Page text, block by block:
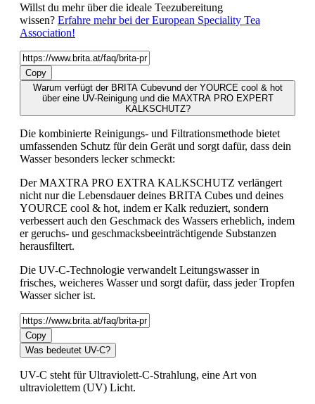
Willst du mehr über die ideale Teezubereitung
wissen? Erfahre mehr bei der European Speciality Tea
Association!
Copy
Warum verfügt der BRITA Cubevund der YOURCE cool & hot
über eine UV-Reinigung und die MAXTRA PRO EXPERT
KALKSCHUTZ?
Die kombinierte Reinigungs- und Filtrationsmethode bietet
umfassenden Schutz für dein Gerät und sorgt dafür, dass dein
Wasser besonders lecker schmeckt:
Der MAXTRA PRO EXTRA KALKSCHUTZ verlängert
nicht nur die Lebensdauer deines BRITA Cubes und deines
YOURCE cool & hot, indem er Kalk reduziert, sondern
verbessert auch den Geschmack des Wassers erheblich, indem
er geruchs- und geschmacksbeeinträchtigende Substanzen
herausfiltert.
Die UV-C-Technologie verwandelt Leitungswasser in
frisches, weicheres Wasser und sorgt dafür, dass jeder Tropfen
Wasser sicher ist.
Copy
Was bedeutet UV-C?
UV-C steht für Ultraviolett-C-Strahlung, eine Art von
ultraviolettem (UV) Licht.